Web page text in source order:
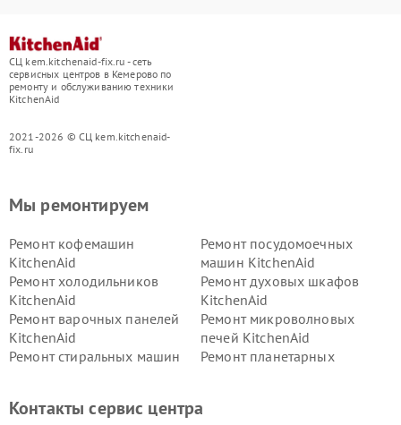
СЦ kem.kitchenaid-fix.ru - сеть
сервисных центров в Кемерово по
ремонту и обслуживанию техники
KitchenAid
2021-2026 © СЦ kem.kitchenaid-
fix.ru
Мы ремонтируем
Ремонт кофемашин
KitchenAid
Ремонт посудомоечных
машин KitchenAid
Ремонт холодильников
KitchenAid
Ремонт духовых шкафов
KitchenAid
Ремонт варочных панелей
KitchenAid
Ремонт микроволновых
печей KitchenAid
Ремонт стиральных машин
Ремонт планетарных
Контакты сервис центра